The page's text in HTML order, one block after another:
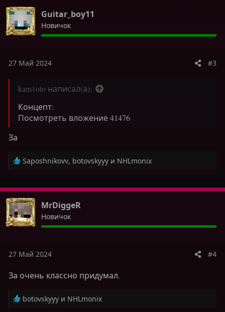
ц
и
и
:
Guitar_boy11
Новичок
27 Май 2024 #3
kam1oto написал(а):
Концепт:
Посмотреть вложение 41476
За
Р
к
ц
и
и
:
Saposhnikovv, botovskyyy и NHLmonix
MrDiggeR
Новичок
27 Май 2024 #4
За очень классно придумал.
Р
botovskyyy и NHLmonix